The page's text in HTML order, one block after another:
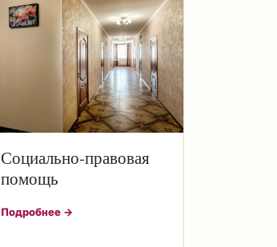
Социально-правовая
помощь
Подробнее →